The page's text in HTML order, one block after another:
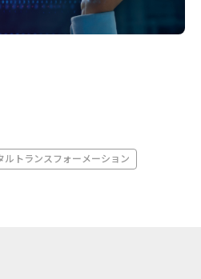
ルトランスフォーメーション